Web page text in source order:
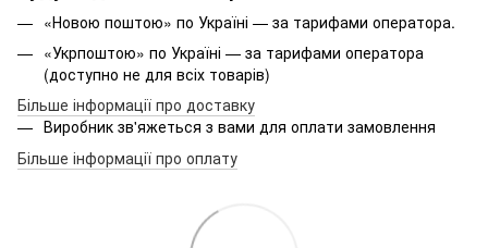
«Новою поштою» по Україні — за тарифами оператора.
«Укрпоштою» по Україні — за тарифами оператора
(доступно не для всіх товарів)
Більше інформації про доставку
Виробник зв'яжеться з вами для оплати замовлення
Більше інформації про оплату